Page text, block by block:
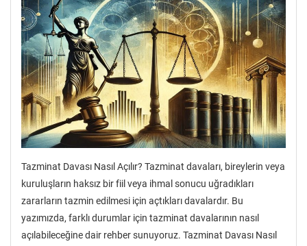
Tazminat Davası Nasıl Açılır? Tazminat davaları, bireylerin veya
kuruluşların haksız bir fiil veya ihmal sonucu uğradıkları
zararların tazmin edilmesi için açtıkları davalardır. Bu
yazımızda, farklı durumlar için tazminat davalarının nasıl
açılabileceğine dair rehber sunuyoruz. Tazminat Davası Nasıl